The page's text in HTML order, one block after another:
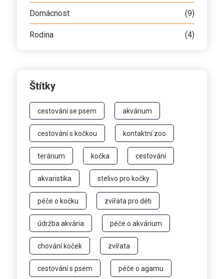
Domácnost (9)
Rodina (4)
Štítky
cestování se psem akvárium
cestování s kočkou kontaktní zoo
terárium kočka cestování
akvaristika stelivo pro kočky
péče o kočku zvířata pro děti
údržba akvária péče o akvárium
chování koček zvířata
cestování s psem péče o agamu